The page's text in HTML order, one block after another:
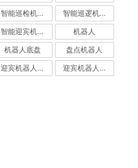
智能巡检机器人 智能巡逻机器人
智能迎宾机器人 机器人
机器人底盘 盘点机器人
迎宾机器人价格 迎宾机器人公司